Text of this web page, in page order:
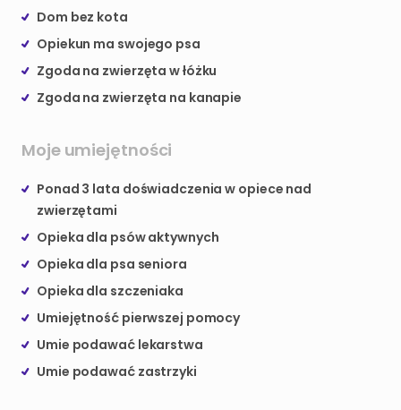
Dom bez kota
Opiekun ma swojego psa
Zgoda na zwierzęta w łóżku
Zgoda na zwierzęta na kanapie
Moje umiejętności
Ponad 3 lata doświadczenia w opiece nad
zwierzętami
Opieka dla psów aktywnych
Opieka dla psa seniora
Opieka dla szczeniaka
Umiejętność pierwszej pomocy
Umie podawać lekarstwa
Umie podawać zastrzyki